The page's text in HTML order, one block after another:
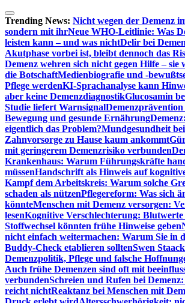
Zum
Inhalt
springen
Trending News: Nicht wegen der Demenz
sondern mit ihrNeue WHO-Leitlinie: Was
leisten kann – und was nichtDelir bei
Akutphase vorbei ist, bleibt dennoch das
Demenz wehren sich nicht gegen Hilfe – sie
die BotschaftMedienbiografie und -
Pflege werdenKI-Sprachanalyse kann
aber keine DemenzdiagnostikGlucosamin
Studie liefert Warnsignal
Bewegung und gesunde Ernährung
eigentlich das Problem?Mundgesundheit
Zahnvorsorge zu Hause kaum ankommt
mit geringerem Demenzrisiko verbunden
Krankenhaus: Warum Führungskräfte
müssenHandschrift als Hinweis auf
Kampf dem Arbeitskreis: Warum solche
schaden als nützenPflegereform: Was sich
könnteMenschen mit Demenz versorgen:
lesenKognitive Verschlechterung:
Stoffwechsel könnten frühe Hinweise geben
nicht einfach weitermachen: Warum Sie in
Buddy-Check etablieren solltenSwen
Demenzpolitik, Pflege und falsche
Auch frühe Demenzen sind oft mit
verbundenSchreien und Rufen bei
reicht nichtReaktanz bei Menschen mit